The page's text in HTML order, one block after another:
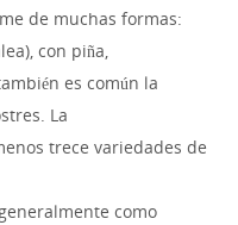
de muchas formas:
con piña,
es común la
La
trece variedades de
como